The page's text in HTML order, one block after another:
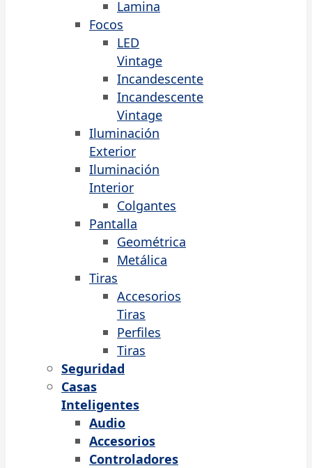
Lamina
Focos
LED
Vintage
Incandescente
Incandescente
Vintage
Iluminación
Exterior
Iluminación
Interior
Colgantes
Pantalla
Geométrica
Metálica
Tiras
Accesorios
Tiras
Perfiles
Tiras
Seguridad
Casas
Inteligentes
Audio
Accesorios
Controladores